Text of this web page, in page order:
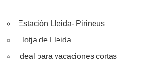
Estación Lleida- Pirineus
Llotja de Lleida
Ideal para vacaciones cortas